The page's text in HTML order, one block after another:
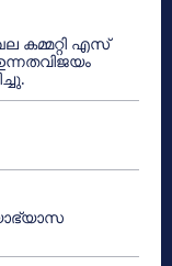
കമ്മറ്റി എസ്